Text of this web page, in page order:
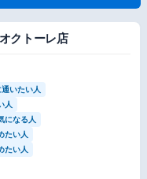
クトーレ店
いたい人
人
になる人
たい人
たい人